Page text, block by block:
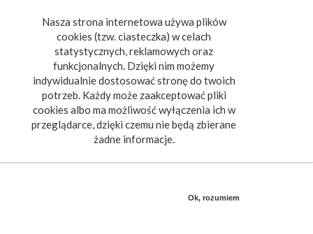
Nasza strona internetowa używa plików
cookies (tzw. ciasteczka) w celach
statystycznych, reklamowych oraz
funkcjonalnych. Dzięki nim możemy
indywidualnie dostosować stronę do twoich
potrzeb. Każdy może zaakceptować pliki
cookies albo ma możliwość wyłączenia ich w
przeglądarce, dzięki czemu nie będą zbierane
żadne informacje.
Ok, rozumiem